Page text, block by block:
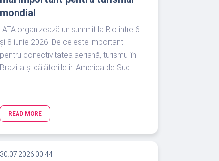
mondial
IATA organizează un summit la Rio între 6
și 8 iunie 2026. De ce este important
pentru conectivitatea aeriană, turismul în
Brazilia și călătoriile în America de Sud.
READ MORE
30.07.2026 00:44